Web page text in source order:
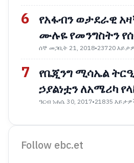
6
የአፋብን ወታደራዊ
ሙሉዬ የመንግስትን
ሰኞ መጋቢት 21, 2018•23720
7
የቤጂንግ ሚሳኤል
ኃያልነቷን ለአሜሪካ
ዓርብ ነሐሴ 30, 2017•21835
Follow ebc.et